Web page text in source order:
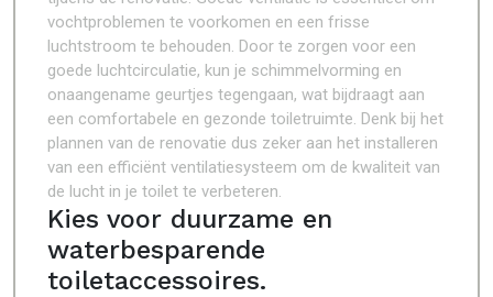
vochtproblemen te voorkomen en een frisse
luchtstroom te behouden. Door te zorgen voor een
goede luchtcirculatie, kun je schimmelvorming en
onaangename geurtjes tegengaan, wat bijdraagt aan
een comfortabele en gezonde toiletruimte. Denk bij het
plannen van de renovatie dus zeker aan het installeren
van een efficiënt ventilatiesysteem om de kwaliteit van
de lucht in je toilet te verbeteren.
Kies voor duurzame en
waterbesparende
toiletaccessoires.